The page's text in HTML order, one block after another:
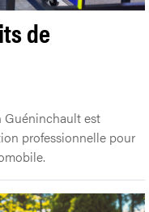
de
Guéninchault est
professionnelle pour